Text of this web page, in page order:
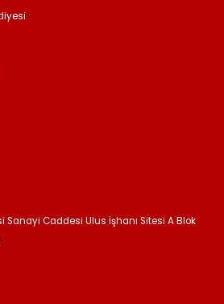
Sanayi Caddesi Ulus İşhanı Sitesi A Blok